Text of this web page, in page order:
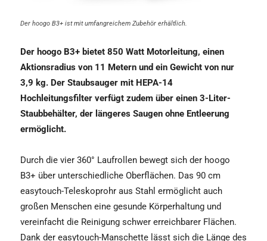
Der hoogo B3+ ist mit umfangreichem Zubehör erhältlich.
Der hoogo B3+ bietet 850 Watt Motorleitung, einen
Aktionsradius von 11 Metern und ein Gewicht von nur
3,9 kg. Der Staubsauger mit HEPA-14
Hochleitungsfilter verfügt zudem über einen 3-Liter-
Staubbehälter, der längeres Saugen ohne Entleerung
ermöglicht.
Durch die vier 360° Laufrollen bewegt sich der hoogo
B3+ über unterschiedliche Oberflächen. Das 90 cm
easytouch-Teleskoprohr aus Stahl ermöglicht auch
großen Menschen eine gesunde Körperhaltung und
vereinfacht die Reinigung schwer erreichbarer Flächen.
Dank der easytouch-Manschette lässt sich die Länge des